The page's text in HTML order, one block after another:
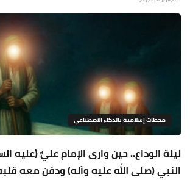
محطات إسلامية بالذكاء الاصطناعي
ليلة الوداع.. حين وارى الإمام عليٌّ (عليه
النبي (صلى الله عليه وآله) ودفن معه